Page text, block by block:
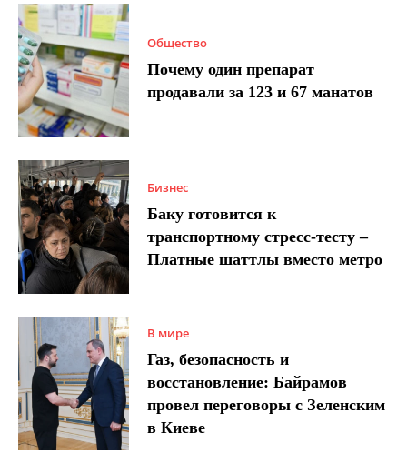
Общество
Почему один препарат
продавали за 123 и 67 манатов
Бизнес
Баку готовится к
транспортному стресс-тесту –
Платные шаттлы вместо метро
В мире
Газ, безопасность и
восстановление: Байрамов
провел переговоры с Зеленским
в Киеве